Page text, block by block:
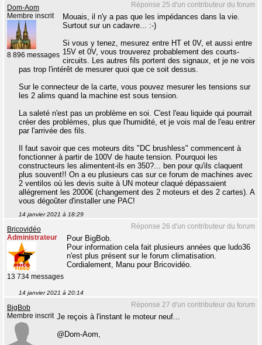
Réponse 25 d'un contributeur du forum
Dom-Aom
Membre inscrit
8 896 messages
Mouais, il n'y a pas que les impédances dans la vie.
Surtout sur un cadavre... :-)
Si vous y tenez, mesurez entre HT et 0V, et aussi entre
15V et 0V, vous trouverez probablement des courts-
circuits. Les autres fils portent des signaux, et je ne vois
pas trop l'intérêt de mesurer quoi que ce soit dessus.
Sur le connecteur de la carte, vous pouvez mesurer les tensions sur
les 2 alims quand la machine est sous tension.
La saleté n'est pas un problème en soi. C'est l'eau liquide qui pourrait
créer des problèmes, plus que l'humidité, et je vois mal de l'eau entrer
par l'arrivée des fils.
Il faut savoir que ces moteurs dits "DC brushless" commencent à
fonctionner à partir de 100V de haute tension. Pourquoi les
constructeurs les alimentent-ils en 350?... ben pour qu'ils claquent
plus souvent!! On a eu plusieurs cas sur ce forum de machines avec
2 ventilos où les devis suite à UN moteur claqué dépassaient
allégrement les 2000€ (changement des 2 moteurs et des 2 cartes). A
vous dégoûter d'installer une PAC!
14 janvier 2021 à 18:29
Réponse 26 d'un contributeur du forum
Bricovidéo
Administrateur
13 734 messages
Pour BigBob.
Pour information cela fait plusieurs années que ludo36
n'est plus présent sur le forum climatisation.
Cordialement, Manu pour Bricovidéo.
14 janvier 2021 à 20:14
Réponse 27 d'un contributeur du forum
BigBob
Membre inscrit Je reçois à l'instant le moteur neuf...
@Dom-Aom,